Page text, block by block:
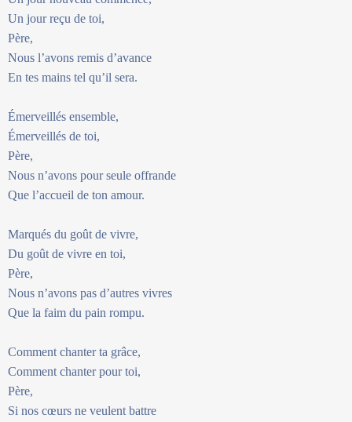
Un jour reçu de toi,
Père,
Nous l’avons remis d’avance
En tes mains tel qu’il sera.
Émerveillés ensemble,
Émerveillés de toi,
Père,
Nous n’avons pour seule offrande
Que l’accueil de ton amour.
Marqués du goût de vivre,
Du goût de vivre en toi,
Père,
Nous n’avons pas d’autres vivres
Que la faim du pain rompu.
Comment chanter ta grâce,
Comment chanter pour toi,
Père,
Si nos cœurs ne veulent battre